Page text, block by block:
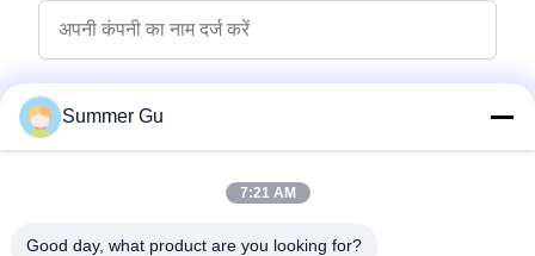
पूछताछ संदेश
Summer Gu
7:21 AM
Good day, what product are you looking for?